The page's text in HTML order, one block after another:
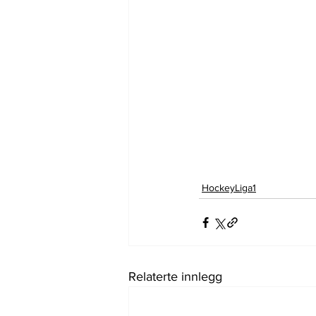
HockeyLiga1
Relaterte innlegg